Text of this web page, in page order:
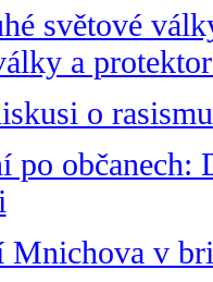
světové
a
o
po občanech:
Mnichova v